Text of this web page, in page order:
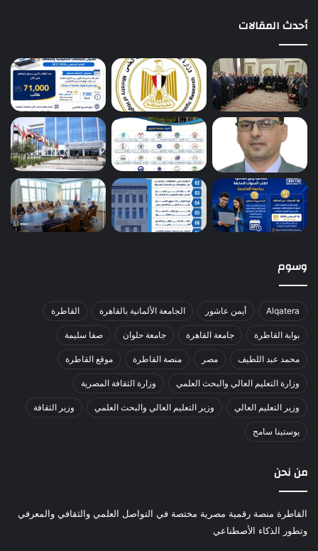
أحدث المقالات
وسوم
Alqatera أيمن عاشور الجامعة الألمانية بالقاهرة القاطرة
بوابة القاطرة جامعة القاهرة جامعة حلوان صفا سليمة
محمد عبد اللطيف مصر منصة القاطرة موقع القاطرة
وزارة التعليم العالي والبحث العلمي وزارة الثقافة المصرية
وزير التعليم العالي وزير التعليم العالي والبحث العلمي وزير الثقافة
يوستينا سامح
من نحن
القاطرة منصة رقمية مصرية مختصة في التواصل العلمي والثقافي والمعرفي
وتطور الذكاء الأصطناعي